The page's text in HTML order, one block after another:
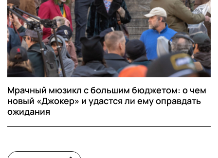
Мрачный мюзикл с большим бюджетом: о чем
новый «Джокер» и удастся ли ему оправдать
ожидания